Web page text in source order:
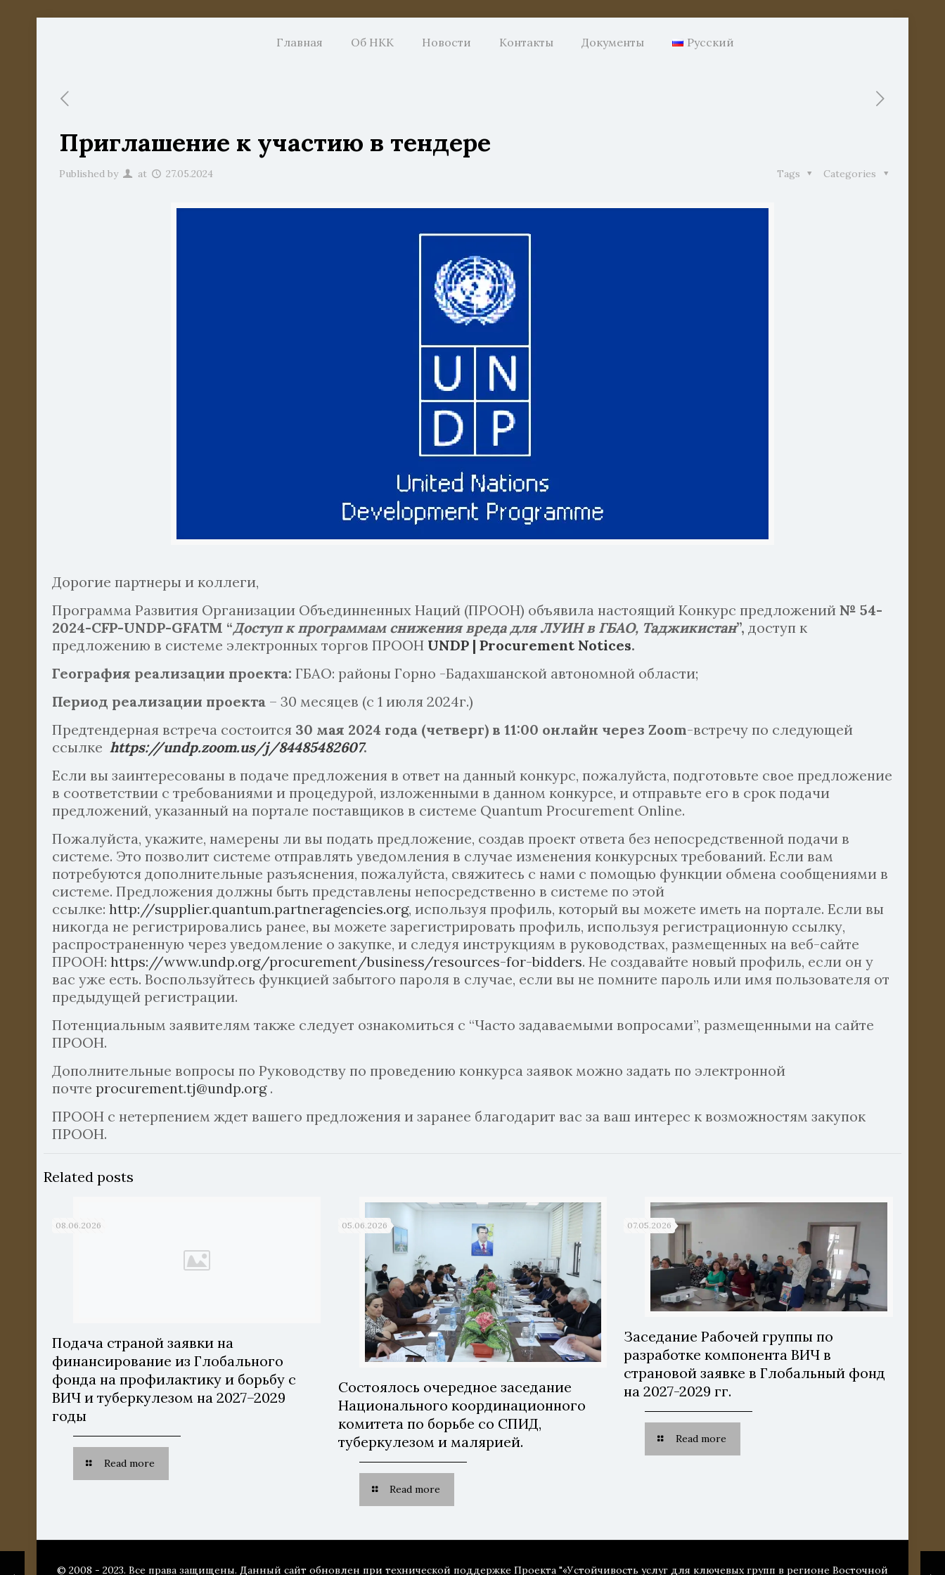
Главная Об НКК Новости Контакты Документы Русский
Приглашение к участию в тендере
Published by at 27.05.2024 Categories
Tags
Дорогие партнеры и коллеги,
Программа Развития Организации Объединненных Наций (ПРООН) объявила настоящий Конкурс предложений№ 54-
2024-CFP-UNDP-GFATM “Доступ к программам снижения вреда для ЛУИН в ГБАО, Таджикистан”,доступ к
предложению в системе электронных торгов ПРООН UNDP | Procurement Notices.
География реализации проекта: ГБАО: районы Горно -Бадахшанской автономной области;
Период реализации проекта – 30 месяцев (с 1 июля 2024г.)
Предтендерная встреча состоится 30 мая 2024 года (четверг) в 11:00 онлайн черезZoom-встречу по следующей
ссылкеhttps://undp.zoom.us/j/84485482607.
Если вы заинтересованы в подаче предложения в ответ на данный конкурс, пожалуйста, подготовьте свое предложение
в соответствии с требованиями и процедурой, изложенными в данном конкурсе, и отправьте его в срок подачи
предложений, указанный на портале поставщиков в системе Quantum Procurement Online.
Пожалуйста, укажите, намерены ли вы подать предложение, создав проект ответа без непосредственной подачи в
системе. Это позволит системе отправлять уведомления в случае изменения конкурсных требований. Если вам
потребуются дополнительные разъяснения, пожалуйста, свяжитесь с нами с помощью функции обмена сообщениями в
системе. Предложения должны быть представлены непосредственно в системе по этой
ссылке:http://supplier.quantum.partneragencies.org, используя профиль, который вы можете иметь на портале. Если вы
никогда не регистрировались ранее, вы можете зарегистрировать профиль, используя регистрационную ссылку,
распространенную через уведомление о закупке, и следуя инструкциям в руководствах, размещенных на веб-сайте
ПРООН:https://www.undp.org/procurement/business/resources-for-bidders. Не создавайте новый профиль, если он у
вас уже есть. Воспользуйтесь функцией забытого пароля в случае, если вы не помните пароль или имя пользователя от
предыдущей регистрации.
Потенциальным заявителям также следует ознакомиться с “Часто задаваемыми вопросами”, размещенными на сайте
ПРООН.
Дополнительные вопросы по Руководству по проведению конкурса заявок можно задать по электронной
почтеprocurement.tj@undp.org.
ПРООН с нетерпением ждет вашего предложения и заранее благодарит вас за ваш интерес к возможностям закупок
ПРООН.
Related posts
08.06.2026
Подача страной заявки на
финансирование из Глобального
фонда на профилактику и борьбу с
ВИЧ и туберкулезом на 2027–2029
годы
Read more
05.06.2026
Состоялось очередное заседание
Национального координационного
комитета по борьбе со СПИД,
туберкулезом и малярией.
Read more
07.05.2026
Заседание Рабочей группы по
разработке компонента ВИЧ в
страновой заявке в Глобальный фонд
на 2027-2029 гг.
Read more
© 2008 - 2023. Все права защищены. Данный сайт обновлен при технической поддержке Проекта "«Устойчивость услуг для ключевых групп в регионе Восточной